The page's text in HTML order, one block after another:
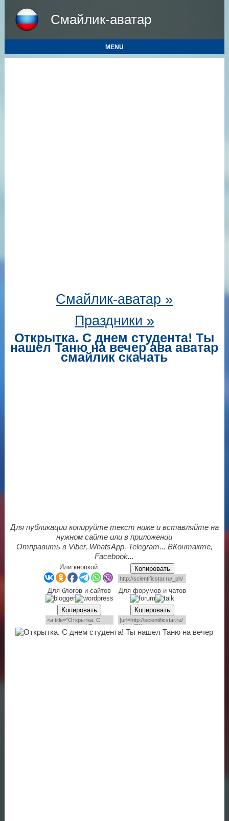
Смайлик-аватар
MENU
Смайлик-аватар »
Праздники »
Открытка. С днем студента! Ты
нашел Таню на вечер ава аватар
смайлик скачать
Для публикации копируйте текст ниже и вставляйте на
нужном сайте или в приложении
Отправить в Viber, WhatsApp, Telegram... ВКонтакте,
Facebook...
Или кнопкой: Копировать
Для блогов и сайтов Для форумов и чатов
Копировать Копировать